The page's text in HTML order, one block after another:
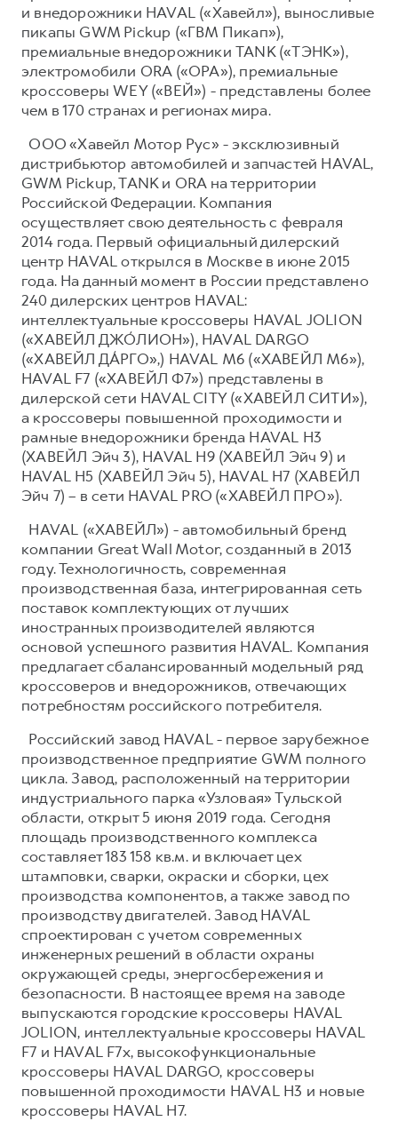
и внедорожники HAVAL («Хавейл»), выносливые
пикапы GWM Pickup («ГВМ Пикап»),
премиальные внедорожники TANK («ТЭНК»),
электромобили ORA («ОРА»), премиальные
кроссоверы WEY («ВЕЙ») - представлены более
чем в 170 странах и регионах мира.
ООО «Хавейл Мотор Рус» - эксклюзивный
дистрибьютор автомобилей и запчастей HAVAL,
GWM Pickup, TANK и ORA на территории
Российской Федерации. Компания
осуществляет свою деятельность с февраля
2014 года. Первый официальный дилерский
центр HAVAL открылся в Москве в июне 2015
года. На данный момент в России представлено
240 дилерских центров HAVAL:
интеллектуальные кроссоверы HAVAL JOLION
(«ХАВЕЙЛ ДЖО́ЛИОН»), HAVAL DARGO
(«ХАВЕЙЛ ДА́РГО»,) HAVAL М6 («ХАВЕЙЛ M6»),
HAVAL F7 («ХАВЕЙЛ Ф7») представлены в
дилерской сети HAVAL CITY («ХАВЕЙЛ СИТИ»),
а кроссоверы повышенной проходимости и
рамные внедорожники бренда HAVAL H3
(ХАВЕЙЛ Эйч 3), HAVAL H9 (ХАВЕЙЛ Эйч 9) и
HAVAL H5 (ХАВЕЙЛ Эйч 5), HAVAL H7 (ХАВЕЙЛ
Эйч 7) – в сети HAVAL PRO («ХАВЕЙЛ ПРО»).
HAVAL («ХАВЕЙЛ») - автомобильный бренд
компании Great Wall Motor, созданный в 2013
году. Технологичность, современная
производственная база, интегрированная сеть
поставок комплектующих от лучших
иностранных производителей являются
основой успешного развития HAVAL. Компания
предлагает сбалансированный модельный ряд
кроссоверов и внедорожников, отвечающих
потребностям российского потребителя.
Российский завод HAVAL - первое зарубежное
производственное предприятие GWM полного
цикла. Завод, расположенный на территории
индустриального парка «Узловая» Тульской
области, открыт 5 июня 2019 года. Сегодня
площадь производственного комплекса
составляет 183 158 кв.м. и включает цех
штамповки, сварки, окраски и сборки, цех
производства компонентов, а также завод по
производству двигателей. Завод HAVAL
спроектирован с учетом современных
инженерных решений в области охраны
окружающей среды, энергосбережения и
безопасности. В настоящее время на заводе
выпускаются городские кроссоверы HAVAL
JOLION, интеллектуальные кроссоверы HAVAL
F7 и HAVAL F7x, высокофункциональные
кроссоверы HAVAL DARGO, кроссоверы
повышенной проходимости HAVAL H3 и новые
кроссоверы HAVAL H7.